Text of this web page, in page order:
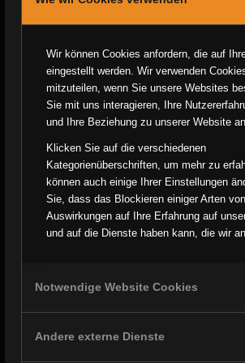
Wir können Cookies anfordern, die auf
eingestellt werden. Wir verwenden
mitzuteilen, wenn Sie unsere Websites
Sie mit uns interagieren, Ihre
und Ihre Beziehung zu unserer Website
Klicken Sie auf die verschiedenen
Kategorienüberschriften, um mehr zu
können auch einige Ihrer Einstellungen
Sie, dass das Blockieren einiger Arten
Auswirkungen auf Ihre Erfahrung auf
und auf die Dienste haben kann, die wir
Notwendige Website Cookies
Andere externe Dienste
personenbezogenen Daten zu verlangen.
Wenn Sie die Verarbeitung Ihrer
eingeschränkt haben, dürfen diese Daten –
abgesehen – nur mit Ihrer Einwilligung oder
Schutz der Rechte einer anderen natürlichen
Person oder aus Gründen eines wichtigen
der Europäischen Union oder eines
werden.
Übertragung vertraulicher Inhalte, wie zum
erkennen Sie daran, dass die Adresszeile des